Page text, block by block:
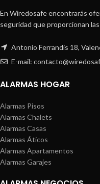
En Wiredosafe encontrarás
seguridad que proporcionan
Antonio Ferrandis 18,
E-mail:
ALARMAS HOGAR
Alarmas Pisos
Alarmas Chalets
Alarmas Casas
Alarmas Áticos
Alarmas Apartamentos
Alarmas Garajes